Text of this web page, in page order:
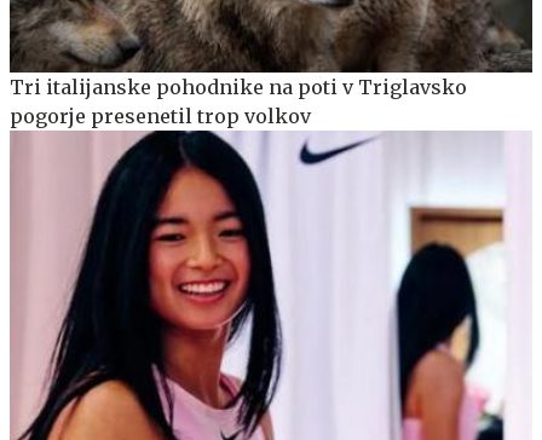
Tri italijanske pohodnike na poti v Triglavsko
pogorje presenetil trop volkov